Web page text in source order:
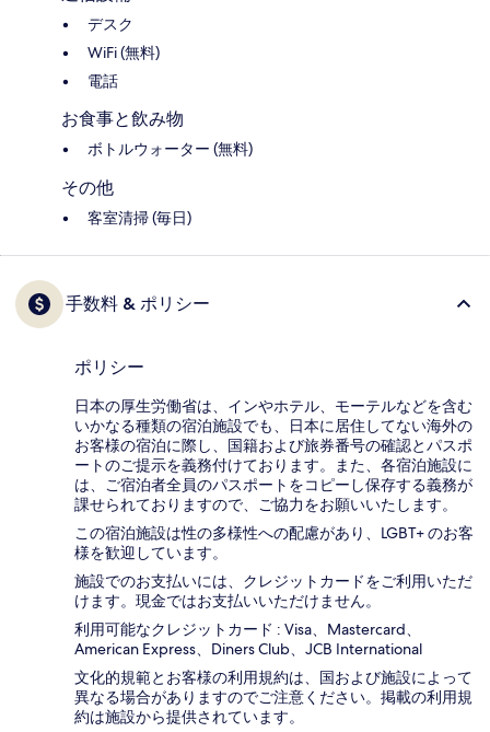
デスク
WiFi (無料)
電話
お食事と飲み物
ボトルウォーター (無料)
その他
客室清掃 (毎日)
手数料 & ポリシー
ポリシー
日本の厚生労働省は、インやホテル、モーテルなどを含む
いかなる種類の宿泊施設でも、日本に​居住してない海外の
お客様の宿泊に際し、国籍および旅券番号の確認とパスポ
ートのご提示を義務付け​ております。また、各宿泊施設に
は、ご宿泊者全員のパスポートをコピーし保存する義務が
課せられておりますの​で、ご協力をお願いいたします。
この宿泊施設は性の多様性への配慮があり、LGBT+ のお客
様を歓迎しています。
施設でのお支払いには、クレジットカードをご利用いただ
けます。現金ではお支払いいただけません。
利用可能なクレジットカード : Visa、Mastercard、
American Express、Diners Club、JCB International
文化的規範とお客様の利用規約は、国および施設によって
異なる場合がありますのでご注意ください。掲載の利用規
約は施設から提供されています。